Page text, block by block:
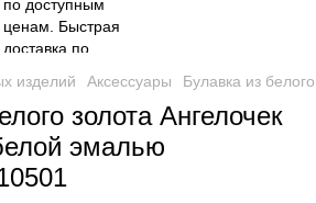
изделий Аксессуары Булавка из
золота Ангелочек
эмалью